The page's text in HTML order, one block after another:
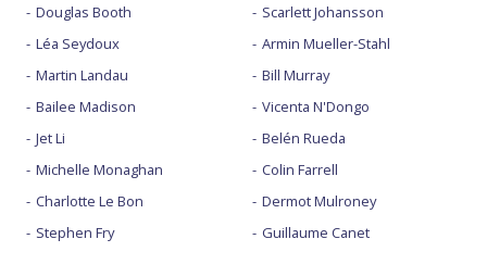
Douglas Booth
Léa Seydoux
Martin Landau
Bailee Madison
Jet Li
Michelle Monaghan
Charlotte Le Bon
Stephen Fry
Scarlett Johansson
Armin Mueller-Stahl
Bill Murray
Vicenta N'Dongo
Belén Rueda
Colin Farrell
Dermot Mulroney
Guillaume Canet